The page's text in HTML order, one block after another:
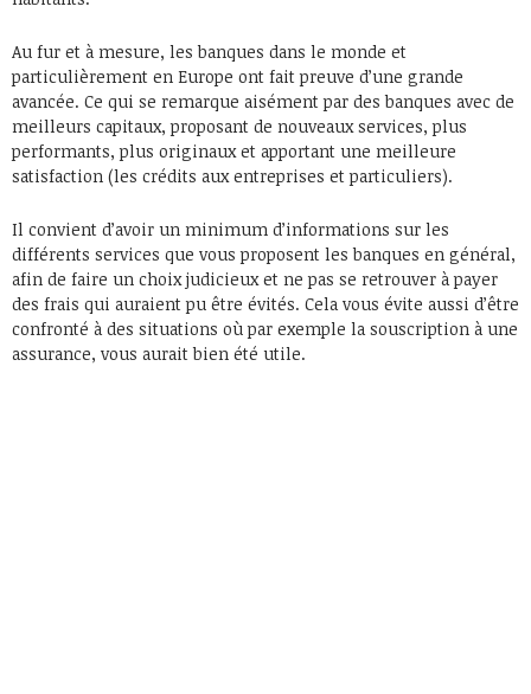
Au fur et à mesure, les banques dans le monde et
particulièrement en Europe ont fait preuve d’une grande
avancée. Ce qui se remarque aisément par des banques avec de
meilleurs capitaux, proposant de nouveaux services, plus
performants, plus originaux et apportant une meilleure
satisfaction (les crédits aux entreprises et particuliers).
Il convient d’avoir un minimum d’informations sur les
différents services que vous proposent les banques en général,
afin de faire un choix judicieux et ne pas se retrouver à payer
des frais qui auraient pu être évités. Cela vous évite aussi d’être
confronté à des situations où par exemple la souscription à une
assurance, vous aurait bien été utile.